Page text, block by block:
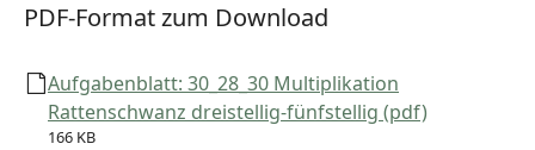
PDF-Format zum Download
Aufgabenblatt: 30_28_30 Multiplikation
Rattenschwanz dreistellig-fünfstellig (pdf)
166 KB